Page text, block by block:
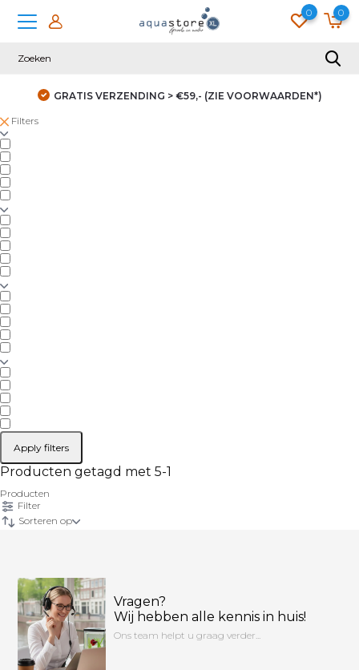
0 0
GRATIS VERZENDING > €59,- (ZIE VOORWAARDEN*)
Filters
Apply filters
Producten getagd met 5-1
Producten
Filter
Sorteren op
Vragen?
Wij hebben alle kennis in huis!
Ons team helpt u graag verder...